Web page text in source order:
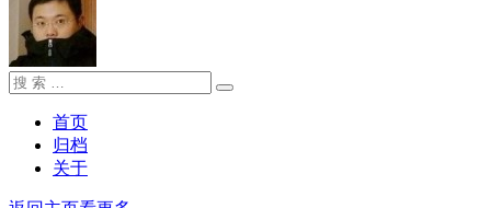
搜
搜
首页
归档
关于